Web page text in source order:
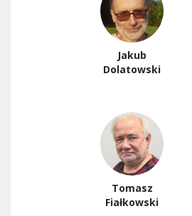
Jakub
Dolatowski
Tomasz
Fiałkowski